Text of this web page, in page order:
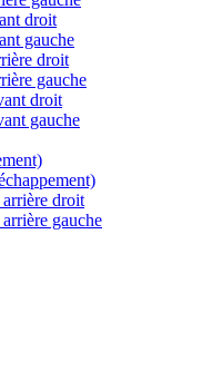
droit
gauche
droit
gauche
droit
gauche
droit
gauche